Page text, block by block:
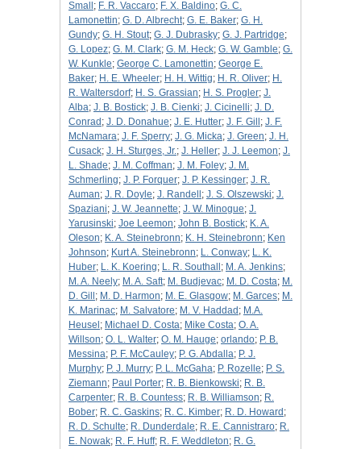
Small ; F. R. Vaccaro; F. X. Baldino; G. C.
Lamonettin; G. D. Albrecht; G. E. Baker; G. H.
Gundy; G. H. Stout; G. J. Dubrasky; G. J. Partridge;
G. Lopez; G. M. Clark; G. M. Heck; G. W. Gamble; G.
W. Kunkle; George C. Lamonettin; George E.
Baker; H. E. Wheeler; H. H. Wittig; H. R. Oliver; H.
R. Waltersdorf; H. S. Grassian; H. S. Progler; J.
Alba; J. B. Bostick; J. B. Cienki; J. Cicinelli; J. D.
Conrad ; J. D. Donahue; J. E. Hutter; J. F. Gill ; J. F.
McNamara; J. F. Sperry; J. G. Micka; J. Green; J. H.
Cusack; J. H. Sturges, Jr.; J. Heller; J. J. Leemon; J.
L. Shade; J. M. Coffman; J. M. Foley; J. M.
Schmerling; J. P. Forquer; J. P. Kessinger; J. R.
Auman; J. R. Doyle; J. Randell ; J. S. Olszewski; J.
Spaziani; J. W. Jeannette; J. W. Minogue; J.
Yarusinski; Joe Leemon; John B. Bostick; K. A.
Oleson; K. A. Steinebronn; K. H. Steinebronn; Ken
Johnson; Kurt A. Steinebronn; L. Conway; L. K.
Huber; L. K. Koering; L. R. Southall ; M. A. Jenkins;
M. A. Neely; M. A. Saft; M. Budjevac; M. D. Costa; M.
D. Gill ; M. D. Harmon; M. E. Glasgow; M. Garces; M.
K. Marinac; M. Salvatore; M. V. Haddad ; M.A.
Heusel ; Michael D. Costa; Mike Costa; O. A.
Willson; O. L. Walter; O. M. Hauge; orlando; P. B.
Messina; P. F. McCauley; P. G. Abdalla; P. J.
Murphy; P. J. Murry; P. L. McGaha; P. Rozelle; P. S.
Ziemann; Paul Porter; R. B. Bienkowski; R. B.
Carpenter; R. B. Countess; R. B. Williamson; R.
Bober; R. C. Gaskins; R. C. Kimber; R. D. Howard ;
R. D. Schulte; R. Dunderdale; R. E. Cannistraro; R.
E. Nowak; R. F. Huff; R. F. Weddleton; R. G.